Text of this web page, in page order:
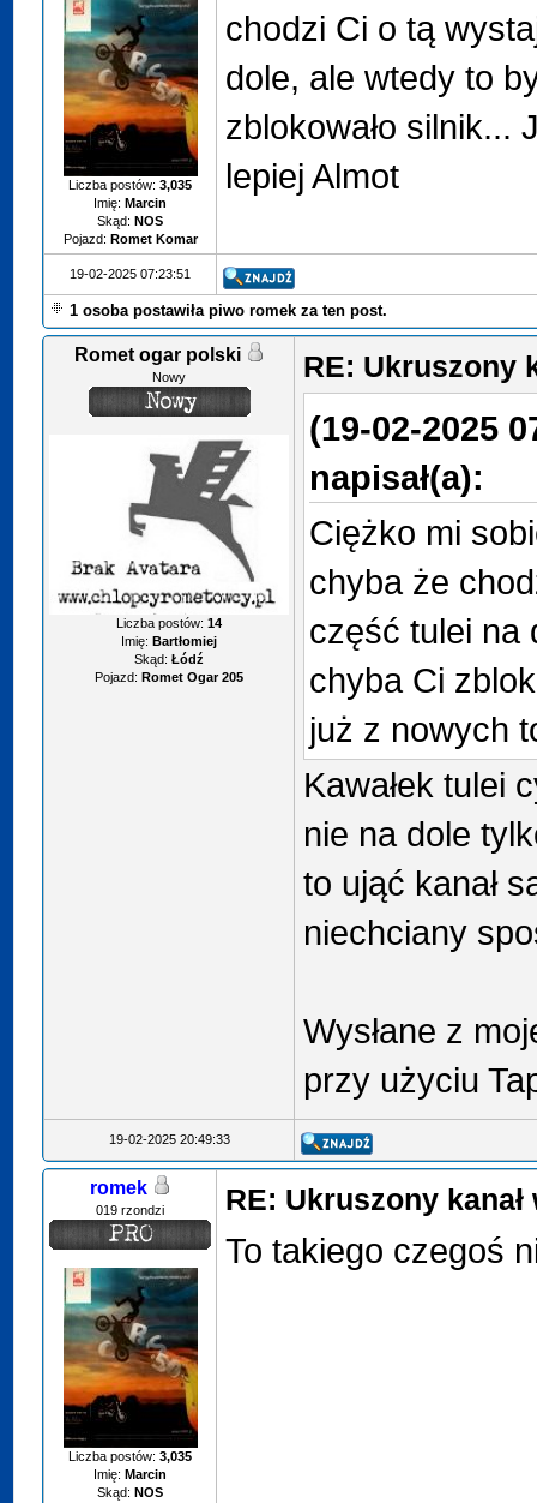
Liczba postów:3,035
Imię: Marcin
Skąd: NOS
Pojazd: Romet Komar
chodzi Ci o tą
dole, ale wtedy to
zblokowało silnik...
lepiej Almot
19-02-2025 07:23:51
1 osoba postawiła piwo romek za ten post.
Romet ogar polski
Nowy
Liczba postów:14
Imię: Bartłomiej
Skąd: Łódź
Pojazd: Romet Ogar 205
RE: Ukruszony
(19-02-2025
napisał(a):
Ciężko mi
chyba że
część tulei na
chyba Ci
już z nowych
Kawałek tulei
nie na dole
to ująć kanał
niechciany
Wysłane z
przy użyciu
19-02-2025 20:49:33
romek
019 rzondzi
Liczba postów:3,035
Imię: Marcin
Skąd: NOS
RE: Ukruszony
To takiego czegoś